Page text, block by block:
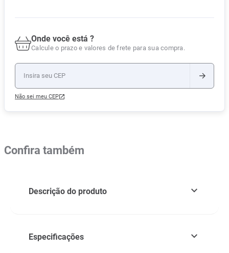
Onde você está ?
Calcule o prazo e valores de frete para sua compra.
Não sei meu CEP
Confira também
Descrição do produto
Especificações